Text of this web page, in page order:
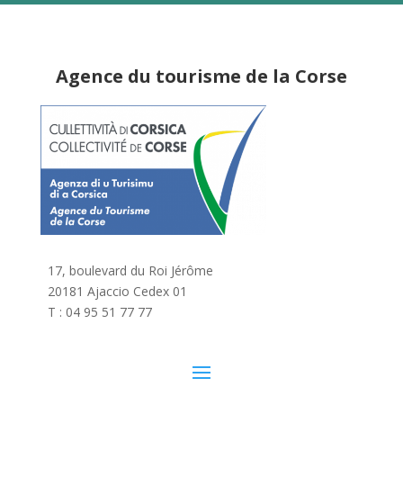
Agence du tourisme de la Corse
17, boulevard du Roi Jérôme
20181 Ajaccio Cedex 01
T : 04 95 51 77 77